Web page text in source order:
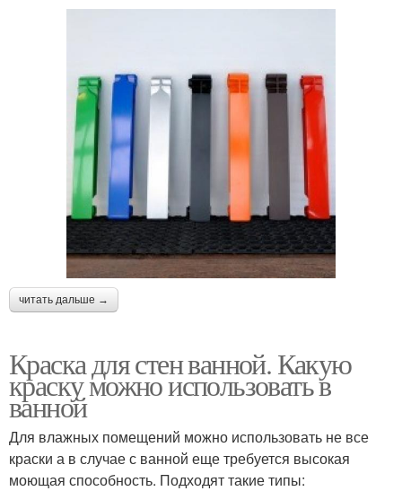
читать дальше →
Краска для стен ванной. Какую
краску можно использовать в
ванной
Для влажных помещений можно использовать не все
краски а в случае с ванной еще требуется высокая
моющая способность. Подходят такие типы: